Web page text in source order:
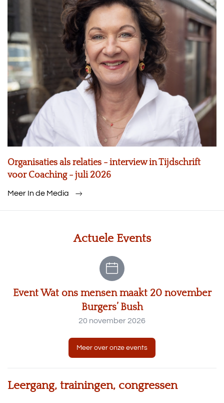
Organisaties als relaties - interview in Tijdschrift
voor Coaching - juli 2026
Meer In de Media
Actuele Events
Event Wat ons mensen maakt 20 november
Burgers’ Bush
20 november 2026
Meer over onze events
Leergang, trainingen, congressen